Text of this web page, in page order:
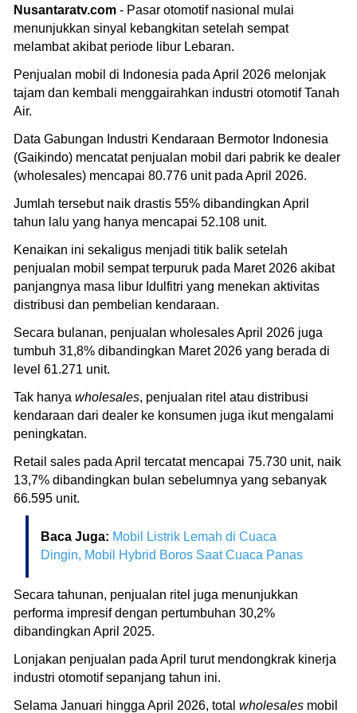
Nusantaratv.com - Pasar otomotif nasional mulai
menunjukkan sinyal kebangkitan setelah sempat
melambat akibat periode libur Lebaran.
Penjualan mobil di Indonesia pada April 2026 melonjak
tajam dan kembali menggairahkan industri otomotif Tanah
Air.
Data Gabungan Industri Kendaraan Bermotor Indonesia
(Gaikindo) mencatat penjualan mobil dari pabrik ke dealer
(wholesales) mencapai 80.776 unit pada April 2026.
Jumlah tersebut naik drastis 55% dibandingkan April
tahun lalu yang hanya mencapai 52.108 unit.
Kenaikan ini sekaligus menjadi titik balik setelah
penjualan mobil sempat terpuruk pada Maret 2026 akibat
panjangnya masa libur Idulfitri yang menekan aktivitas
distribusi dan pembelian kendaraan.
Secara bulanan, penjualan wholesales April 2026 juga
tumbuh 31,8% dibandingkan Maret 2026 yang berada di
level 61.271 unit.
Tak hanya wholesales, penjualan ritel atau distribusi
kendaraan dari dealer ke konsumen juga ikut mengalami
peningkatan.
Retail sales pada April tercatat mencapai 75.730 unit, naik
13,7% dibandingkan bulan sebelumnya yang sebanyak
66.595 unit.
Baca Juga: Mobil Listrik Lemah di Cuaca
Dingin, Mobil Hybrid Boros Saat Cuaca Panas
Secara tahunan, penjualan ritel juga menunjukkan
performa impresif dengan pertumbuhan 30,2%
dibandingkan April 2025.
Lonjakan penjualan pada April turut mendongkrak kinerja
industri otomotif sepanjang tahun ini.
Selama Januari hingga April 2026, total wholesales mobil